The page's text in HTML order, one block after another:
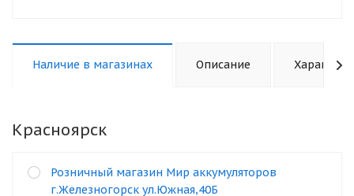
Наличие в магазинах Описание
Красноярск
Розничный магазин Мир аккумуляторов
г.Железногорск ул.Южная,40Б